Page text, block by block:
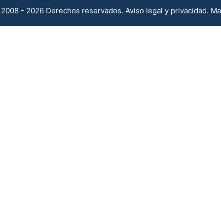
- 2026 Derechos reservados. Aviso legal y privacidad.